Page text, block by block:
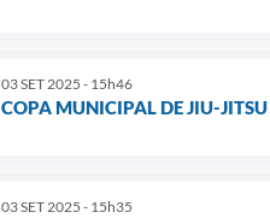
03 SET 2025 - 15h46
COPA MUNICIPAL DE JIU-JITSU
03 SET 2025 - 15h35